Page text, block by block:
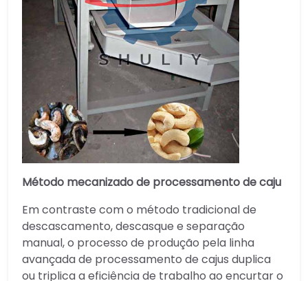
Método mecanizado de processamento de caju
Em contraste com o método tradicional de
descascamento, descasque e separação
manual, o processo de produção pela linha
avançada de processamento de cajus duplica
ou triplica a eficiência de trabalho ao encurtar o